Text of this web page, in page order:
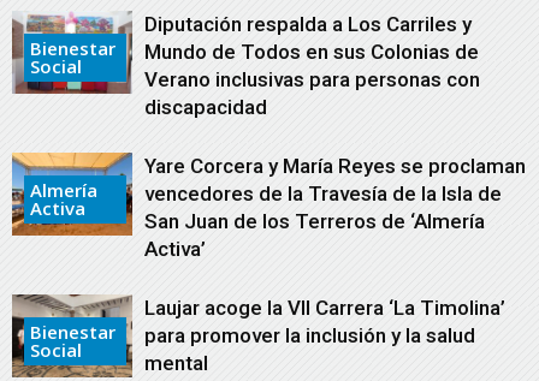
Bienestar
Social
Diputación respalda a Los Carriles y
Mundo de Todos en sus Colonias de
Verano inclusivas para personas con
discapacidad
Almería
Activa
Yare Corcera y María Reyes se proclaman
vencedores de la Travesía de la Isla de
San Juan de los Terreros de ‘Almería
Activa’
Bienestar
Social
Laujar acoge la VII Carrera ‘La Timolina’
para promover la inclusión y la salud
mental